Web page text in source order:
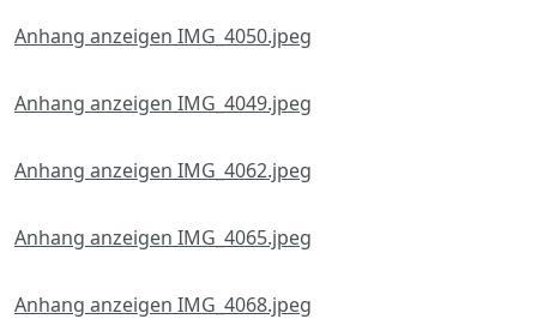
Anhang anzeigen IMG_4050.jpeg
Anhang anzeigen IMG_4049.jpeg
Anhang anzeigen IMG_4062.jpeg
Anhang anzeigen IMG_4065.jpeg
Anhang anzeigen IMG_4068.jpeg